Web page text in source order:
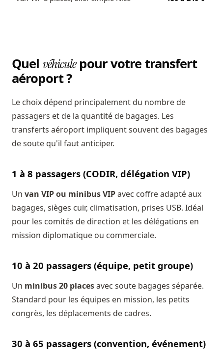
Quel véhiculepour votre transfert
aéroport ?
Le choix dépend principalement du nombre de
passagers et de la quantité de bagages. Les
transferts aéroport impliquent souvent des bagages
de soute qu'il faut anticiper.
1 à 8 passagers (CODIR, délégation VIP)
Un van VIP ou minibus VIPavec coffre adapté aux
bagages, sièges cuir, climatisation, prises USB. Idéal
pour les comités de direction et les délégations en
mission diplomatique ou commerciale.
10 à 20 passagers (équipe, petit groupe)
Un minibus 20 placesavec soute bagages séparée.
Standard pour les équipes en mission, les petits
congrès, les déplacements de cadres.
30 à 65 passagers (convention, événement)